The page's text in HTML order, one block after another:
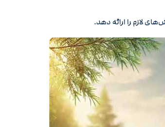
لازم را ارائه دهد.